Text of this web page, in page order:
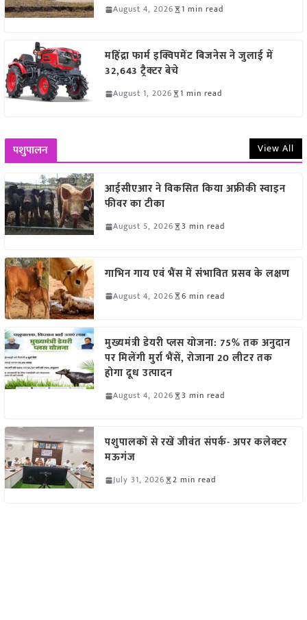
August 4, 2026 1 min read
महिंद्रा फार्म इक्विपमेंट बिजनेस ने जुलाई में
32,643 ट्रैक्टर बेचे
August 1, 2026 1 min read
पशुपालन View All
आईसीएआर ने विकसित किया अफ्रीकी स्वाइन
फीवर का टीका
August 5, 2026 3 min read
गाभिन गाय एवं भैंस में संभावित प्रसव के लक्षण
August 4, 2026 6 min read
मुख्यमंत्री डेयरी प्लस योजना: 75% तक अनुदान
पर मिलेंगी मुर्रा भैंसें, रोजाना 20 लीटर तक
होगा दूध उत्पादन
August 4, 2026 3 min read
पशुपालकों से रखें जीवंत संपर्क- अपर कलेक्टर
मऊगंज
July 31, 2026 2 min read